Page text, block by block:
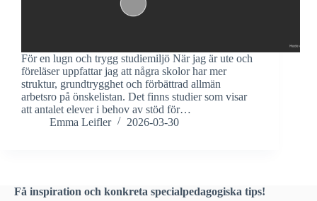
För en lugn och trygg studiemiljö När jag är ute och
föreläser uppfattar jag att några skolor har mer
struktur, grundtrygghet och förbättrad allmän
arbetsro på önskelistan. Det finns studier som visar
att antalet elever i behov av stöd för…
Emma Leifler
2026-03-30
Få inspiration och konkreta specialpedagogiska tips!